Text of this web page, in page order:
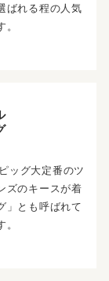
ばれる程の人気
ッグ大定番のツ
ズのキースが着
」とも呼ばれて